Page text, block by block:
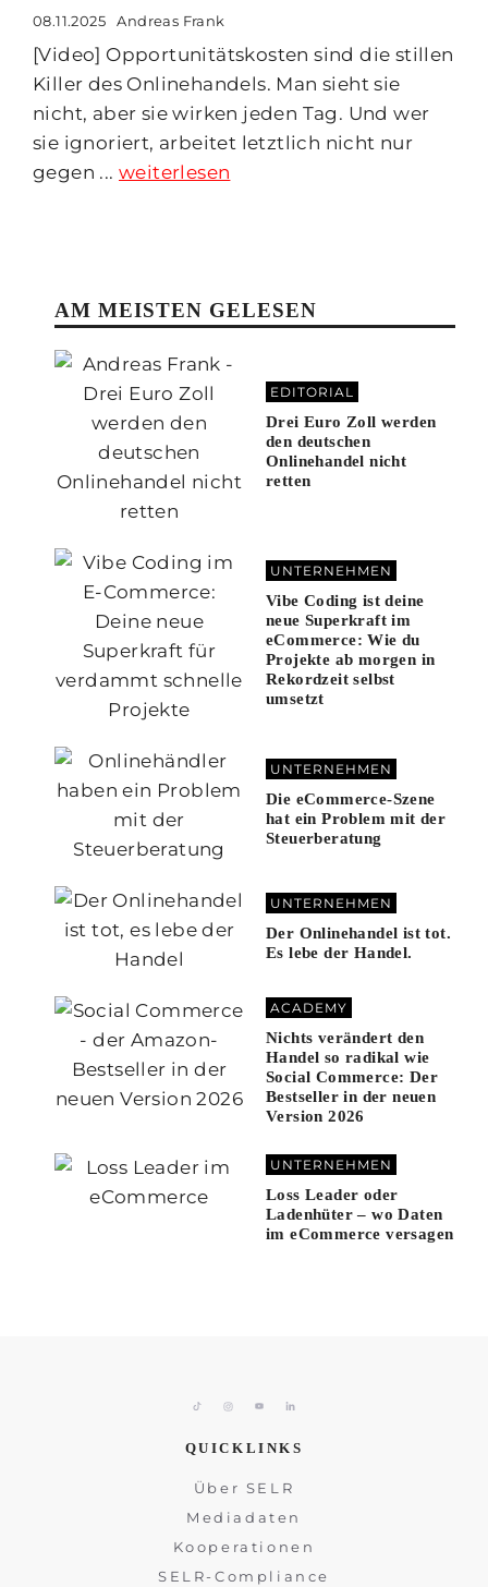
08.11.2025 Andreas Frank
[Video] Opportunitätskosten sind die stillen
Killer des Onlinehandels. Man sieht sie
nicht, aber sie wirken jeden Tag. Und wer
sie ignoriert, arbeitet letztlich nicht nur
gegen ...weiterlesen
AM MEISTEN GELESEN
EDITORIAL
Drei Euro Zoll werden
den deutschen
Onlinehandel nicht
retten
UNTERNEHMEN
Vibe Coding ist deine
neue Superkraft im
eCommerce: Wie du
Projekte ab morgen in
Rekordzeit selbst
umsetzt
UNTERNEHMEN
Die eCommerce-Szene
hat ein Problem mit der
Steuerberatung
UNTERNEHMEN
Der Onlinehandel ist tot.
Es lebe der Handel.
ACADEMY
Nichts verändert den
Handel so radikal wie
Social Commerce: Der
Bestseller in der neuen
Version 2026
UNTERNEHMEN
Loss Leader oder
Ladenhüter – wo Daten
im eCommerce versagen
QUICKLINKS
Über SELR
Mediadaten
Kooperationen
SELR-Compliance